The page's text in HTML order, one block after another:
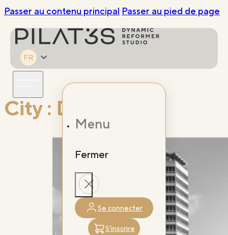
Passer au contenu principal Passer au pied de page
Menu
Fermer
Se connecter
S’inscrire
City : Dublin